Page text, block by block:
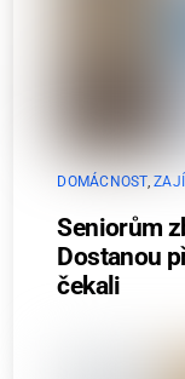
DOMÁCNOST,
Seniorům
Dostanou
čekali